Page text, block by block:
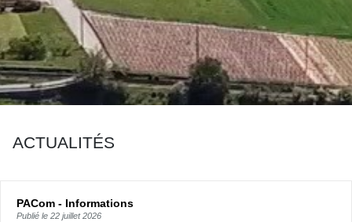
ACTUALITÉS
PACom - Informations
Publié le 22 juillet 2026